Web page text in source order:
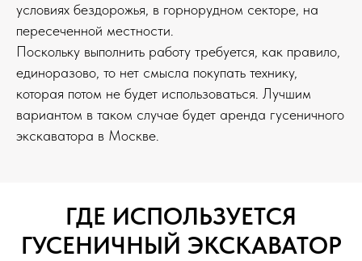
условиях бездорожья, в горнорудном секторе, на
пересеченной местности.
Поскольку выполнить работу требуется, как правило,
единоразово, то нет смысла покупать технику,
которая потом не будет использоваться. Лучшим
вариантом в таком случае будет аренда гусеничного
экскаватора в Москве.
ГДЕ ИСПОЛЬЗУЕТСЯ
ГУСЕНИЧНЫЙ ЭКСКАВАТОР